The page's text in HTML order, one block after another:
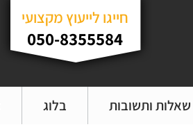
חייגו לייעוץ מקצועי
050-8355584
שאלות ותשובות בלוג